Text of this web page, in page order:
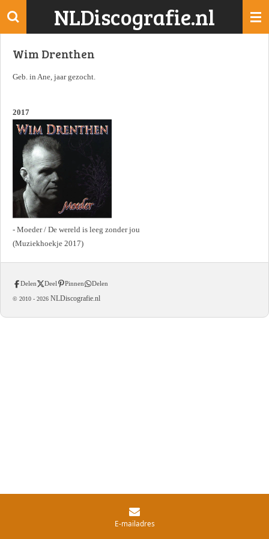
Ga
de
NLDiscografie.nl
Wim Drenthen
Geb. in Ane, jaar gezocht.
2017
- Moeder / De wereld is leeg zonder jou
(Muziekhoekje 2017)
Delen Deel Pinnen Delen
© 2010 - 2026 NLDiscografie.nl
E-mailadres